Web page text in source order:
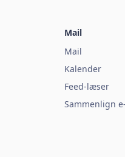
Mail
Mail
Kalender
Feed-læser
Sammenlign